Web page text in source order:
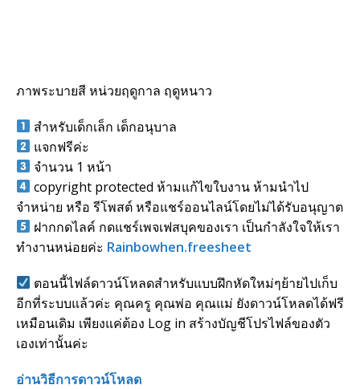
ภาพระบายสี หน่วยฤดูกาล ฤดูหนาว
สำหรับเด็กเล็ก เด็กอนุบาล
แจกฟรีค่ะ
จำนวน 1 หน้า
copyright protected ห้ามแก้ไขใบงาน ห้ามนำไป
จำหน่าย หรือ รีโพสต์ หรือแชร์ออนไลน์โดยไม่ได้รับอนุญาต
ฝากกดไลค์ กดแชร์เพจเฟสบุคของเรา เป็นกำลังใจให้เรา
ทำงานหน่อยค่ะ Rainbowhen.freesheet
ตอนนี้ไฟล์ดาวน์โหลดสำหรับแบบฝึกหัดใหม่ๆย้ายไปเก็บ
อีกที่ระบบแล้วค่ะ คุณครู คุณพ่อ คุณแม่ ยังดาวน์โหลดได้ฟรี
เหมือนเดิม เพียงแค่ต้อง Log in สร้างบัญชีโปรไฟล์ของตัว
เองเท่านั้นค่ะ
อ่านวิธีการดาวน์โหลด